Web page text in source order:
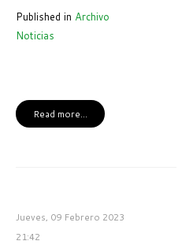
Published in Archivo
Noticias
Read more...
Jueves, 09 Febrero 2023
21:42